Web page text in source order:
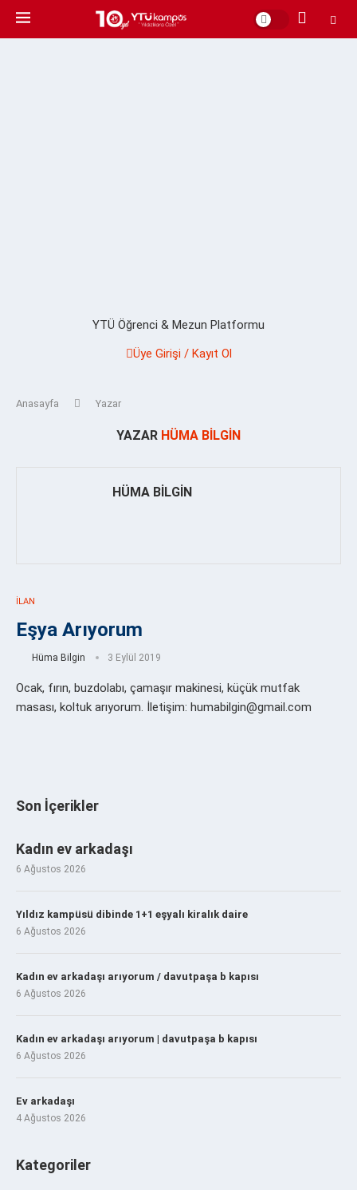
YTÜ Öğrenci & Mezun Platformu
Üye Girişi / Kayıt Ol
Anasayfa Yazar
YAZAR HÜMA BILGIN
HÜMA BILGIN
İLAN
Eşya Arıyorum
Hüma Bilgin 3 Eylül 2019
Ocak, fırın, buzdolabı, çamaşır makinesi, küçük mutfak
masası, koltuk arıyorum. İletişim: humabilgin@gmail.com
Son İçerikler
Kadın ev arkadaşı
6 Ağustos 2026
Yıldız kampüsü dibinde 1+1 eşyalı kiralık daire
6 Ağustos 2026
Kadın ev arkadaşı arıyorum / davutpaşa b kapısı
6 Ağustos 2026
Kadın ev arkadaşı arıyorum | davutpaşa b kapısı
6 Ağustos 2026
Ev arkadaşı
4 Ağustos 2026
Kategoriler